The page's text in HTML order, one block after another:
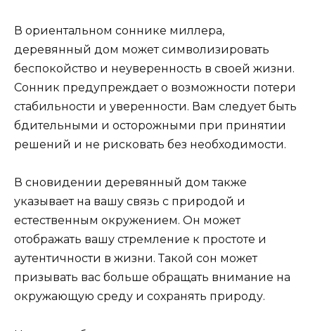
В ориентальном соннике миллера,
деревянный дом может символизировать
беспокойство и неуверенность в своей жизни.
Сонник предупреждает о возможности потери
стабильности и уверенности. Вам следует быть
бдительными и осторожными при принятии
решений и не рисковать без необходимости.
В сновидении деревянный дом также
указывает на вашу связь с природой и
естественным окружением. Он может
отображать вашу стремление к простоте и
аутентичности в жизни. Такой сон может
призывать вас больше обращать внимание на
окружающую среду и сохранять природу.